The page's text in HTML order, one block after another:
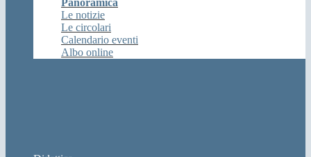
Panoramica
Le notizie
Le circolari
Calendario eventi
Albo online